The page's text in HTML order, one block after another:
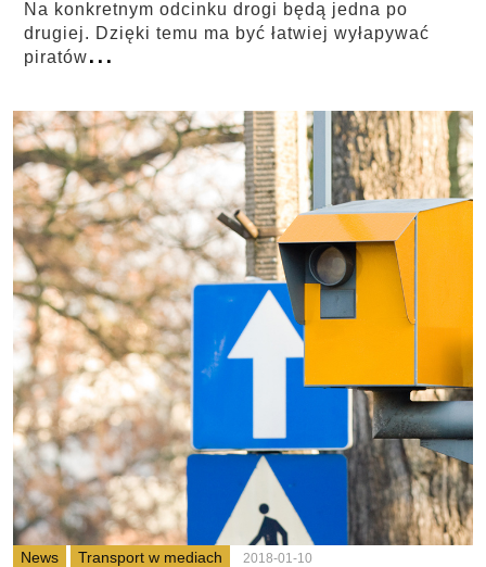
Na konkretnym odcinku drogi będą jedna po
drugiej. Dzięki temu ma być łatwiej wyłapywać
piratów...
News Transport w mediach 2018-01-10